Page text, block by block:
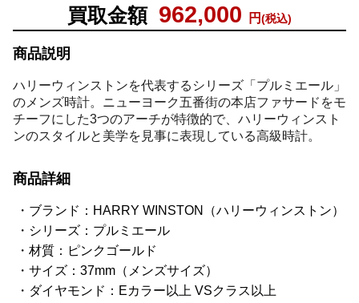
買取金額 962,000 円(税込)
商品説明
ハリーウィンストンを代表するシリーズ「プルミエール」
のメンズ時計。ニューヨーク五番街の本店ファサードをモ
チーフにした3つのアーチが特徴的で、ハリーウィンスト
ンのスタイルと美学を見事に表現している高級時計。
商品詳細
ブランド：HARRY WINSTON（ハリーウィンストン）
シリーズ：プルミエール
材質：ピンクゴールド
サイズ：37mm（メンズサイズ）
ダイヤモンド：Eカラー以上 VSクラス以上